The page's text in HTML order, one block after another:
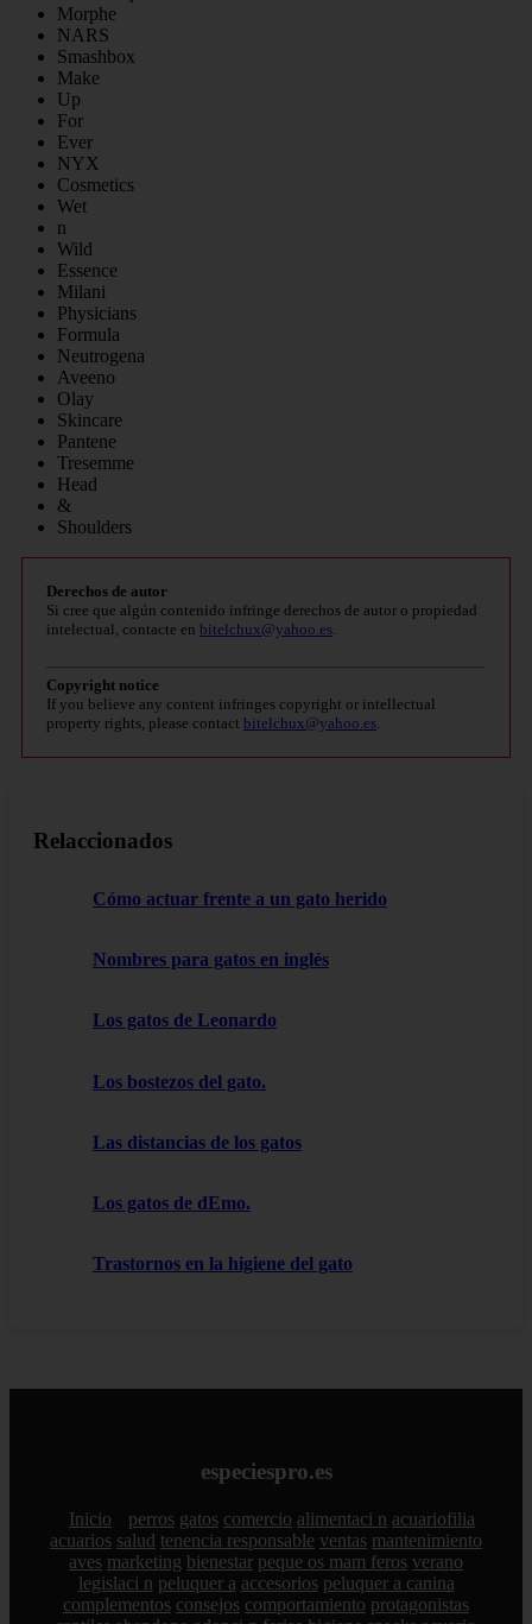
Morphe
NARS
Smashbox
Make
Up
For
Ever
NYX
Cosmetics
Wet
n
Wild
Essence
Milani
Physicians
Formula
Neutrogena
Aveeno
Olay
Skincare
Pantene
Tresemme
Head
&
Shoulders
Derechos de autor
Si cree que algún contenido infringe derechos de autor o propiedad
intelectual, contacte en bitelchux@yahoo.es.
Copyright notice
If you believe any content infringes copyright or intellectual
property rights, please contact bitelchux@yahoo.es.
Relaccionados
Cómo actuar frente a un gato herido
Nombres para gatos en inglés
Los gatos de Leonardo
Los bostezos del gato.
Las distancias de los gatos
Los gatos de dEmo.
Trastornos en la higiene del gato
especiespro.es
Inicio perros gatos comercio alimentaci n acuariofilia
acuarios salud tenencia responsable ventas mantenimiento
aves marketing bienestar peque os mam feros verano
legislaci n peluquer a accesorios peluquer a canina
complementos consejos comportamiento protagonistas